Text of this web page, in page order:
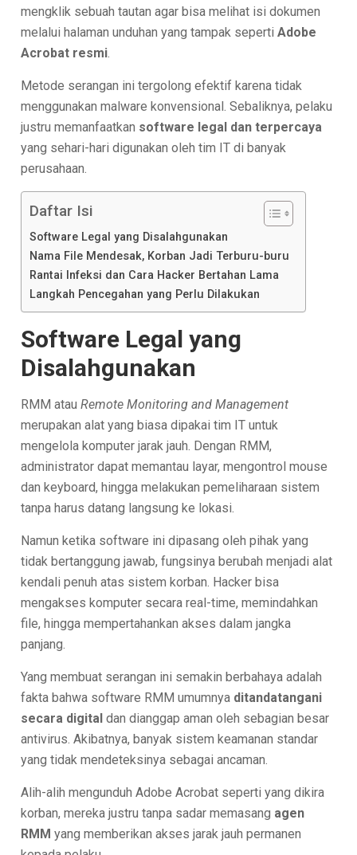
mengklik sebuah tautan agar bisa melihat isi dokumen
melalui halaman unduhan yang tampak sepertiAdobe
Acrobat resmi
Metode serangan ini tergolong efektif karena tidak
menggunakan malware konvensional. Sebaliknya, pelaku
justru memanfaatkan software legal dan terpercaya
yang sehari-hari digunakan oleh tim IT di banyak
perusahaan.
Daftar Isi
Software Legal yang Disalahgunakan
Nama File Mendesak, Korban Jadi Terburu-buru
Rantai Infeksi dan Cara Hacker Bertahan Lama
Langkah Pencegahan yang Perlu Dilakukan
Software Legal yang
Disalahgunakan
RMM atauRemote Monitoring and Management
merupakan alat yang biasa dipakai tim IT untuk
mengelola komputer jarak jauh. Dengan RMM,
administrator dapat memantau layar, mengontrol mouse
dan keyboard, hingga melakukan pemeliharaan sistem
tanpa harus datang langsung ke lokasi.
Namun ketika software ini dipasang oleh pihak yang
tidak bertanggung jawab, fungsinya berubah menjadi alat
kendali penuh atas sistem korban. Hacker bisa
mengakses komputer secara real-time, memindahkan
file, hingga mempertahankan akses dalam jangka
panjang.
Yang membuat serangan ini semakin berbahaya adalah
fakta bahwa software RMM umumnya ditandatangani
secara digital dan dianggap aman oleh sebagian besar
antivirus. Akibatnya, banyak sistem keamanan standar
yang tidak mendeteksinya sebagai ancaman.
Alih-alih mengunduh Adobe Acrobat seperti yang dikira
korban, mereka justru tanpa sadar memasang agen
RMM yang memberikan akses jarak jauh permanen